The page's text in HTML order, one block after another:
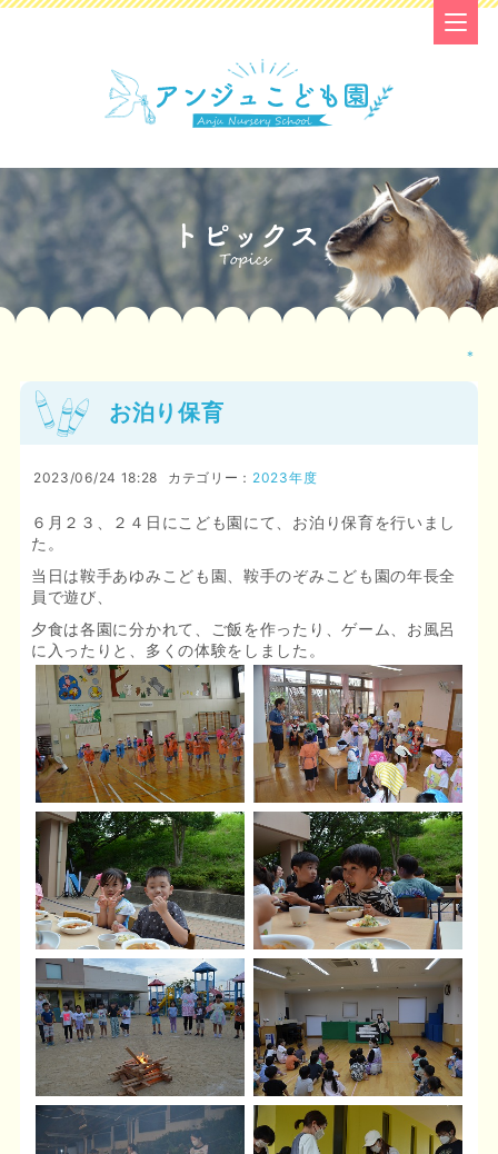
＊
お泊り保育
2023/06/24 18:28 カテゴリー： 2023年度
６月２３、２４日にこども園にて、お泊り保育を行いまし
た。
当日は鞍手あゆみこども園、鞍手のぞみこども園の年長全
員で遊び、
夕食は各園に分かれて、ご飯を作ったり、ゲーム、お風呂
に入ったりと、多くの体験をしました。